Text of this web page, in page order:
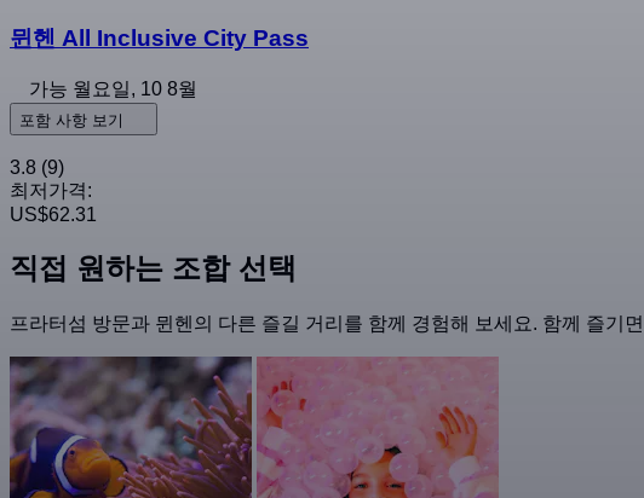
뮌헨 All Inclusive City Pass
가능 월요일, 10 8월
포함 사항 보기
3.8 (9)
최저가격:
US$62.31
직접 원하는 조합 선택
프라터섬 방문과 뮌헨의 다른 즐길 거리를 함께 경험해 보세요. 함께 즐기